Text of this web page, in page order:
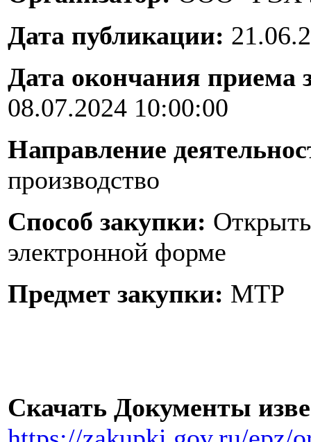
Дата публикации:
Дата окончания приема
08.07.2024 10:00:00
Направление
производство
Способ закупки:
электронной форме
Предмет закупки: МТР
Скачать Документы